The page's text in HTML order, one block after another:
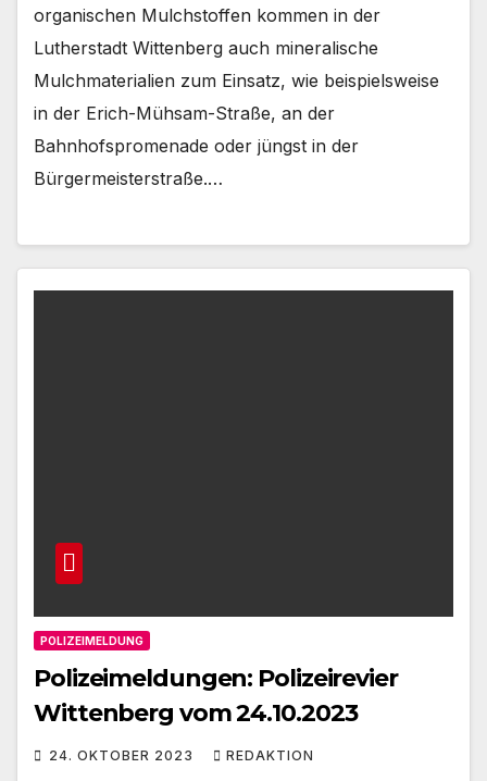
organischen Mulchstoffen kommen in der
Lutherstadt Wittenberg auch mineralische
Mulchmaterialien zum Einsatz, wie beispielsweise
in der Erich-Mühsam-Straße, an der
Bahnhofspromenade oder jüngst in der
Bürgermeisterstraße.…
POLIZEIMELDUNG
Polizeimeldungen: Polizeirevier
Wittenberg vom 24.10.2023
24. OKTOBER 2023 REDAKTION